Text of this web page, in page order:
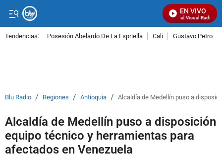
EN VIVO
Señal Visual Radio
Tendencias: Posesión Abelardo De La Espriella Cali Gustavo Petro
Blu Radio / Regiones / Antioquia / Alcaldía de Medellín puso a
Alcaldía de Medellín puso a disposición
equipo técnico y herramientas para
afectados en Venezuela